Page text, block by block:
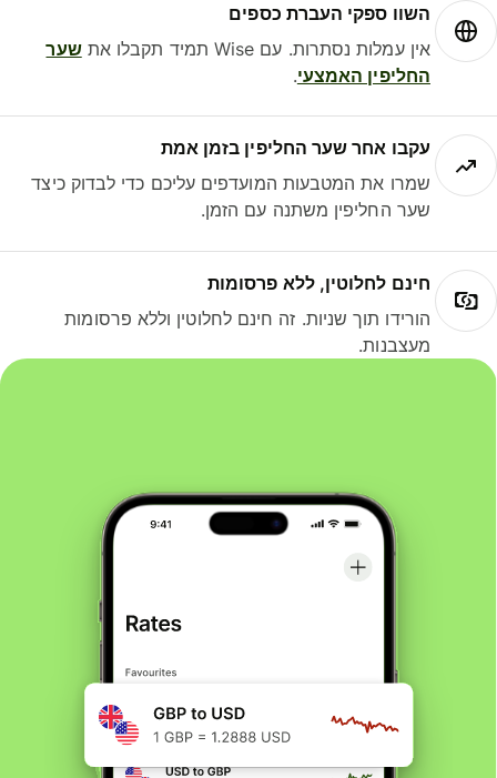
השוו ספקי העברת כספים
אין עמלות נסתרות. עם Wise תמיד תקבלו את
שער
החליפין האמצעי.
עקבו אחר שער החליפין בזמן אמת
שמרו את המטבעות המועדפים עליכם כדי לבדוק כיצד
שער החליפין משתנה עם הזמן.
חינם לחלוטין, ללא פרסומות
הורידו תוך שניות. זה חינם לחלוטין וללא פרסומות
מעצבנות.